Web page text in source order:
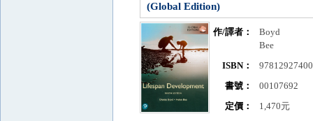
(Global Edition)
作/譯者：
Boyd
Bee
ISBN：
書號：
00107692
定價：
1,470元